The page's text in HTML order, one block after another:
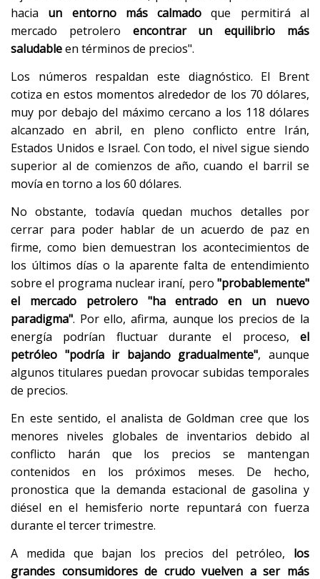
hacia un entorno más calmado que permitirá al
mercado petrolero encontrar un equilibrio más
saludableen términos de precios".
Los números respaldan este diagnóstico. El Brent
cotiza en estos momentos alrededor de los 70 dólares,
muy por debajo del máximo cercano a los 118 dólares
alcanzado en abril, en pleno conflicto entre Irán,
Estados Unidos e Israel. Con todo, el nivel sigue siendo
superior al de comienzos de año, cuando el barril se
movía en torno a los 60 dólares.
No obstante, todavía quedan muchos detalles por
cerrar para poder hablar de un acuerdo de paz en
firme, como bien demuestran los acontecimientos de
los últimos días o la aparente falta de entendimiento
sobre el programa nuclear iraní, pero "probablemente"
el mercado petrolero "ha entrado en un nuevo
paradigma". Por ello, afirma, aunque los precios de la
energía podrían fluctuar durante el proceso, el
petróleo "podría ir bajando gradualmente", aunque
algunos titulares puedan provocar subidas temporales
de precios.
En este sentido, el analista de Goldman cree que los
menores niveles globales de inventarios debido al
conflicto harán que los precios se mantengan
contenidos en los próximos meses. De hecho,
pronostica que la demanda estacional de gasolina y
diésel en el hemisferio norte repuntará con fuerza
durante el tercer trimestre.
A medida que bajan los precios del petróleo, los
grandes consumidores de crudo vuelven a ser más